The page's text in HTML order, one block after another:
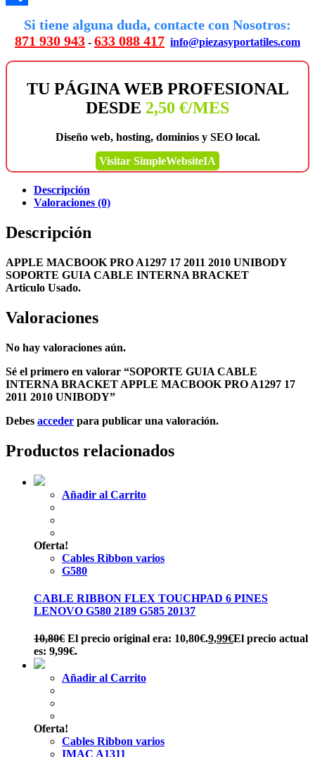
Si tiene alguna duda, contacte con Nosotros:
871 930 943 - 633 088 417 info@piezasyportatiles.com
TU PÁGINA WEB PROFESIONAL
DESDE 2,50 €/MES
Diseño web, hosting, dominios y SEO local.
Visitar SimpleWebsiteIA
Descripción
Valoraciones (0)
Descripción
APPLE MACBOOK PRO A1297 17 2011 2010 UNIBODY
SOPORTE GUIA CABLE INTERNA BRACKET
Articulo Usado.
Valoraciones
No hay valoraciones aún.
Sé el primero en valorar “SOPORTE GUIA CABLE
INTERNA BRACKET APPLE MACBOOK PRO A1297 17
2011 2010 UNIBODY”
Debes acceder para publicar una valoración.
Productos relacionados
Añadir al Carrito
Oferta!
Cables Ribbon varios
G580
CABLE RIBBON FLEX TOUCHPAD 6 PINES
LENOVO G580 2189 G585 20137
10,80€ El precio original era: 10,80€.9,99€El precio actual
es: 9,99€.
Añadir al Carrito
Oferta!
Cables Ribbon varios
IMAC A1311